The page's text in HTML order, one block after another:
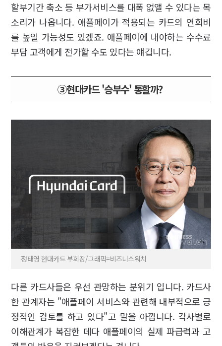
할부기간 축소 등 부가서비스를 대폭 없앨 수 있다는 목
소리가 나옵니다. 애플페이가 적용되는 카드의 연회비
를 높일 가능성도 있겠죠. 애플페이에 내야하는 수수료
부담 고객에게 전가할 수도 있다는 얘깁니다.
③현대카드 '승부수' 통할까?
정태영 현대카드 부회장/그래픽=비즈니스워치
다른 카드사들은 우선 관망하는 분위기 입니다. 카드사
한 관계자는 "애플페이 서비스와 관련해 내부적으로 긍
정적인 검토를 하고 있다"고 말을 아낍니다. 각사별로
이해관계가 복잡한 데다 애플페이의 실제 파급력과 고